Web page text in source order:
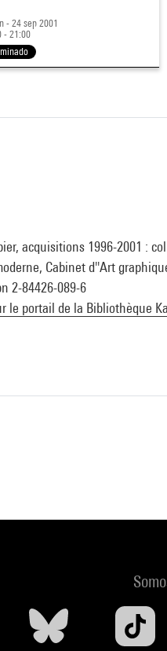
- 24 sep 2001
- 21:00
acquisitions 1996-2001 :
Cabinet d''Art
2-84426-089-6
le portail de la Bibliothèque